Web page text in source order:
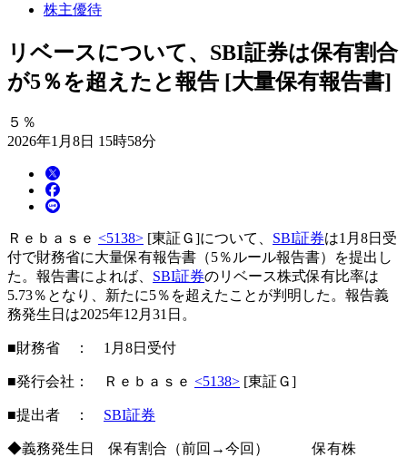
株主優待
リベースについて、SBI証券は保有割合
が5％を超えたと報告 [大量保有報告書]
５％
2026年1月8日 15時58分
Ｒｅｂａｓｅ <5138> [東証Ｇ]について、 SBI証券は1月8日受
付で財務省に大量保有報告書（5％ルール報告書）を提出し
た。報告書によれば、 SBI証券のリベース株式保有比率は
5.73％となり、新たに5％を超えたことが判明した。報告義
務発生日は2025年12月31日。
■財務省 ： 1月8日受付
■発行会社： Ｒｅｂａｓｅ <5138> [東証Ｇ]
■提出者 ： SBI証券
◆義務発生日 保有割合（前回→今回） 保有株